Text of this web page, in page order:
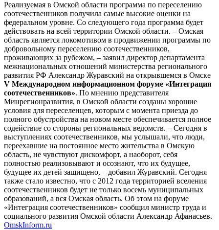
Реализуемая в Омской области программа по переселению
соотечественников получила самые высокие оценки на
федеральном уровне. Со следующего года программа будет
действовать на всей территории Омской области. – Омская
область является локомотивом в продвижении программы по
добровольному переселению соотечественников,
проживающих за рубежом, – заявил директор департамента
межнациональных отношений министерства регионального
развития РФ Александр Журавский на открывшемся в Омске
V Международном информационном форуме «Интеграция
соотечественников». По мнению представителя
Минрегионразвития, в Омской области созданы хорошие
условия для переселенцев, которым с момента приезда до
полного обустройства на новом месте обеспечивается полное
содействие со стороны региональных ведомств. – Сегодня в
выступлениях соотечественников, мы услышали, что люди,
переехавшие на постоянное место жительства в Омскую
область, не чувствуют дискомфорт, а наоборот, себя
полностью реализовывают и осознают, что их будущее,
будущее их детей защищено, – добавил Журавский. Сегодня
также стало известно, что с 2012 года территорией вселения
соотечественников будет не только восемь муниципальных
образований, а вся Омская область. Об этом на форуме
«Интеграция соотечественников» сообщил министр труда и
социального развития Омской области Александр Афанасьев.
OmskInform.ru